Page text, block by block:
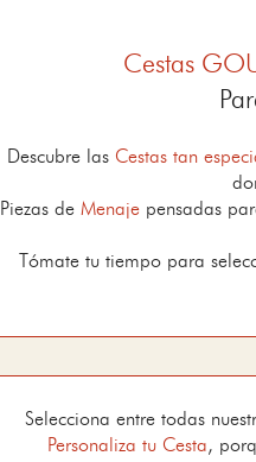
Cestas
Descubre las Cestas tan
Piezas de Menaje pensadas
Tómate tu tiempo para
Selecciona entre todas
Personaliza tu Cesta,